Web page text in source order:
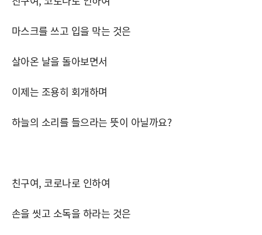
마스크를 쓰고 입을 막는 것은
살아온 날을 돌아보면서
이제는 조용히 회개하며
하늘의 소리를 들으라는 뜻이 아닐까요?
친구여, 코로나로 인하여
손을 씻고 소독을 하라는 것은